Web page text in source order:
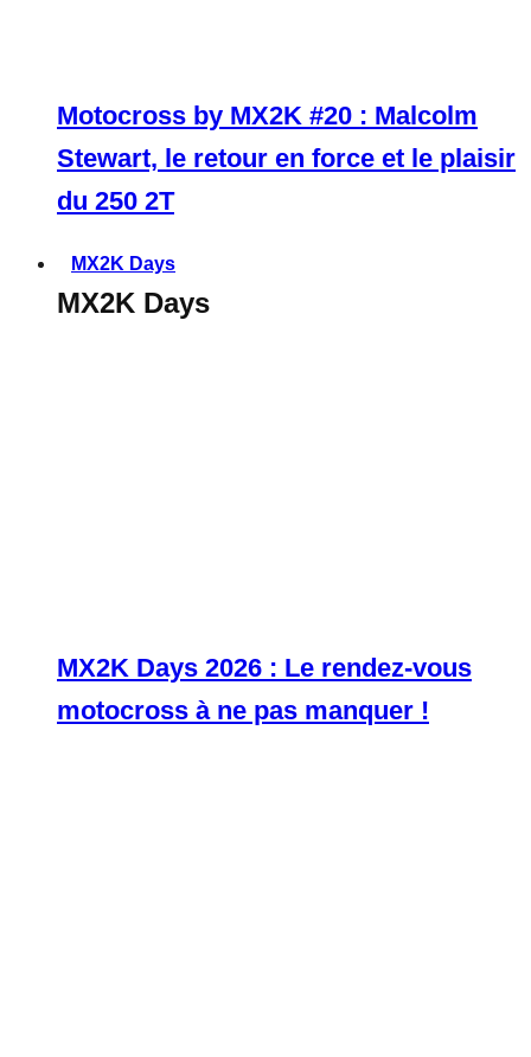
Motocross by MX2K #20 : Malcolm
Stewart, le retour en force et le plaisir
du 250 2T
MX2K Days
MX2K Days
MX2K Days 2026 : Le rendez-vous
motocross à ne pas manquer !